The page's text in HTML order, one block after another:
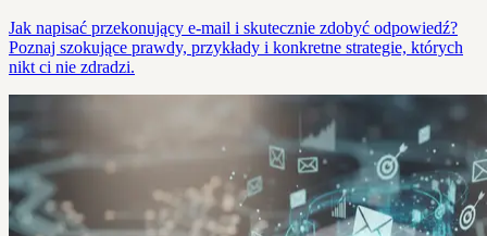
Jak napisać przekonujący e-mail i skutecznie zdobyć odpowiedź?
Poznaj szokujące prawdy, przykłady i konkretne strategie, których
nikt ci nie zdradzi.